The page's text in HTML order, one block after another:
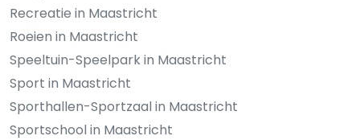
Recreatie in Maastricht
Roeien in Maastricht
Speeltuin-Speelpark in Maastricht
Sport in Maastricht
Sporthallen-Sportzaal in Maastricht
Sportschool in Maastricht